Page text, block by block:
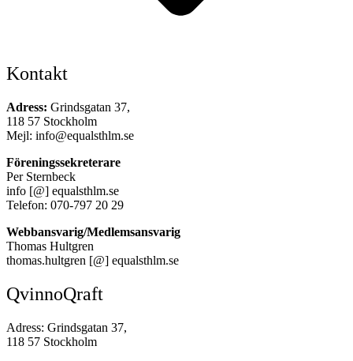
Kontakt
Adress: Grindsgatan 37,
118 57 Stockholm
Mejl: info@equalsthlm.se
Föreningssekreterare
Per Sternbeck
info [@] equalsthlm.se
Telefon: 070-797 20 29
Webbansvarig/Medlemsansvarig
Thomas Hultgren
thomas.hultgren [@] equalsthlm.se
QvinnoQraft
Adress: Grindsgatan 37,
118 57 Stockholm